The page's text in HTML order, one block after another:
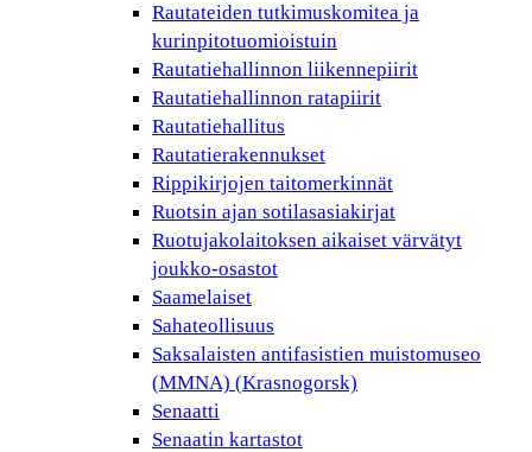
Rautateiden tutkimuskomitea ja
kurinpitotuomioistuin
Rautatiehallinnon liikennepiirit
Rautatiehallinnon ratapiirit
Rautatiehallitus
Rautatierakennukset
Rippikirjojen taitomerkinnät
Ruotsin ajan sotilasasiakirjat
Ruotujakolaitoksen aikaiset värvätyt
joukko-osastot
Saamelaiset
Sahateollisuus
Saksalaisten antifasistien muistomuseo
(MMNA) (Krasnogorsk)
Senaatti
Senaatin kartastot